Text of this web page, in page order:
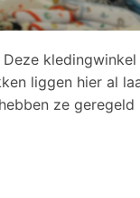
liggen hier al
ze